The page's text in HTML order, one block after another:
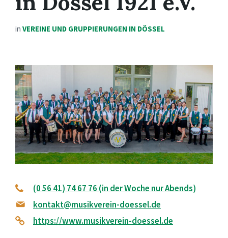
in VEREINE UND GRUPPIERUNGEN IN DÖSSEL
(0 56 41) 74 67 76 (in der Woche nur Abends)
kontakt@musikverein-doessel.de
https://www.musikverein-doessel.de